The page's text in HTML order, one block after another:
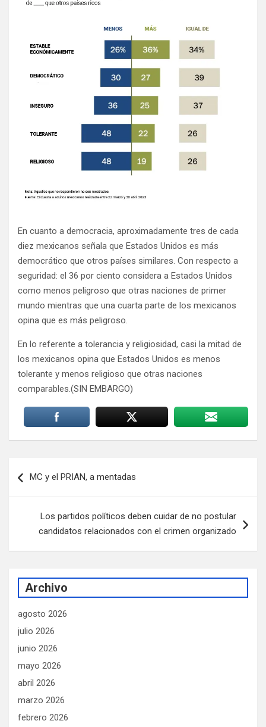
En cuanto a democracia, aproximadamente tres de cada
diez mexicanos señala que Estados Unidos es más
democrático que otros países similares. Con respecto a
seguridad: el 36 por ciento considera a Estados Unidos
como menos peligroso que otras naciones de primer
mundo mientras que una cuarta parte de los mexicanos
opina que es más peligroso.
En lo referente a tolerancia y religiosidad, casi la mitad de
los mexicanos opina que Estados Unidos es menos
tolerante y menos religioso que otras naciones
comparables.(SIN EMBARGO)
de
MC y el PRIAN, a mentadas
Los partidos políticos deben cuidar de no postular
candidatos relacionados con el crimen organizado
Archivo
agosto 2026
julio 2026
junio 2026
mayo 2026
abril 2026
marzo 2026
febrero 2026